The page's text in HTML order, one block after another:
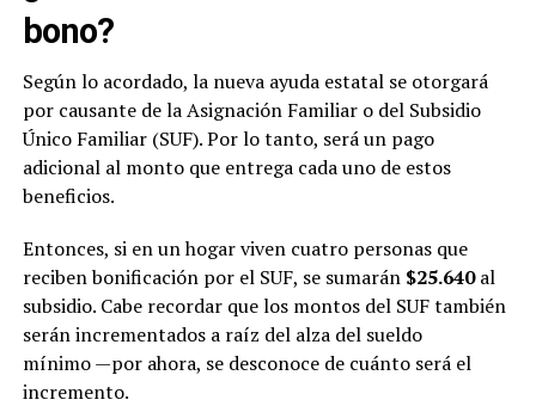
bono?
Según lo acordado, la nueva ayuda estatal se otorgará
por causante de la Asignación Familiar o del Subsidio
Único Familiar (SUF). Por lo tanto, será un pago
adicional al monto que entrega cada uno de estos
beneficios.
Entonces, si en un hogar viven cuatro personas que
reciben bonificación por el SUF, se sumarán $25.640al
subsidio. Cabe recordar que los montos del SUF también
serán incrementados a raíz del alza del sueldo
mínimo —por ahora, se desconoce de cuánto será el
incremento.